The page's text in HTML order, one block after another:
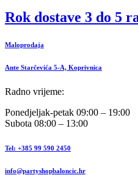
Rok dostave 3 do 5
Maloprodaja
Ante Starčevića 5-A, Koprivnica
Radno vrijeme:
Ponedjeljak-petak 09:00 – 19:00
Subota 08:00 – 13:00
Tel: +385 99 590 2450
info@partyshopbaloncic.hr